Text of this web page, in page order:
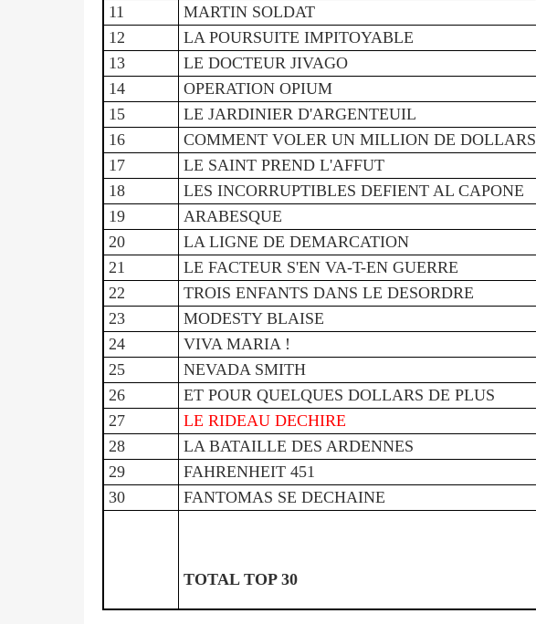
11
MARTIN SOLDAT
12
LA POURSUITE IMPITOYABLE
13
LE DOCTEUR JIVAGO
14
OPERATION OPIUM
15
LE JARDINIER D'ARGENTEUIL
16
COMMENT VOLER UN MILLION DE DOLLARS
17
LE SAINT PREND L'AFFUT
18
LES INCORRUPTIBLES DEFIENT AL CAPONE
19
ARABESQUE
20
LA LIGNE DE DEMARCATION
21
LE FACTEUR S'EN VA-T-EN GUERRE
22
TROIS ENFANTS DANS LE DESORDRE
23
MODESTY BLAISE
24
VIVA MARIA !
25
NEVADA SMITH
26
ET POUR QUELQUES DOLLARS DE PLUS
27
LE RIDEAU DECHIRE
28
LA BATAILLE DES ARDENNES
29
FAHRENHEIT 451
30
FANTOMAS SE DECHAINE
TOTAL TOP 30